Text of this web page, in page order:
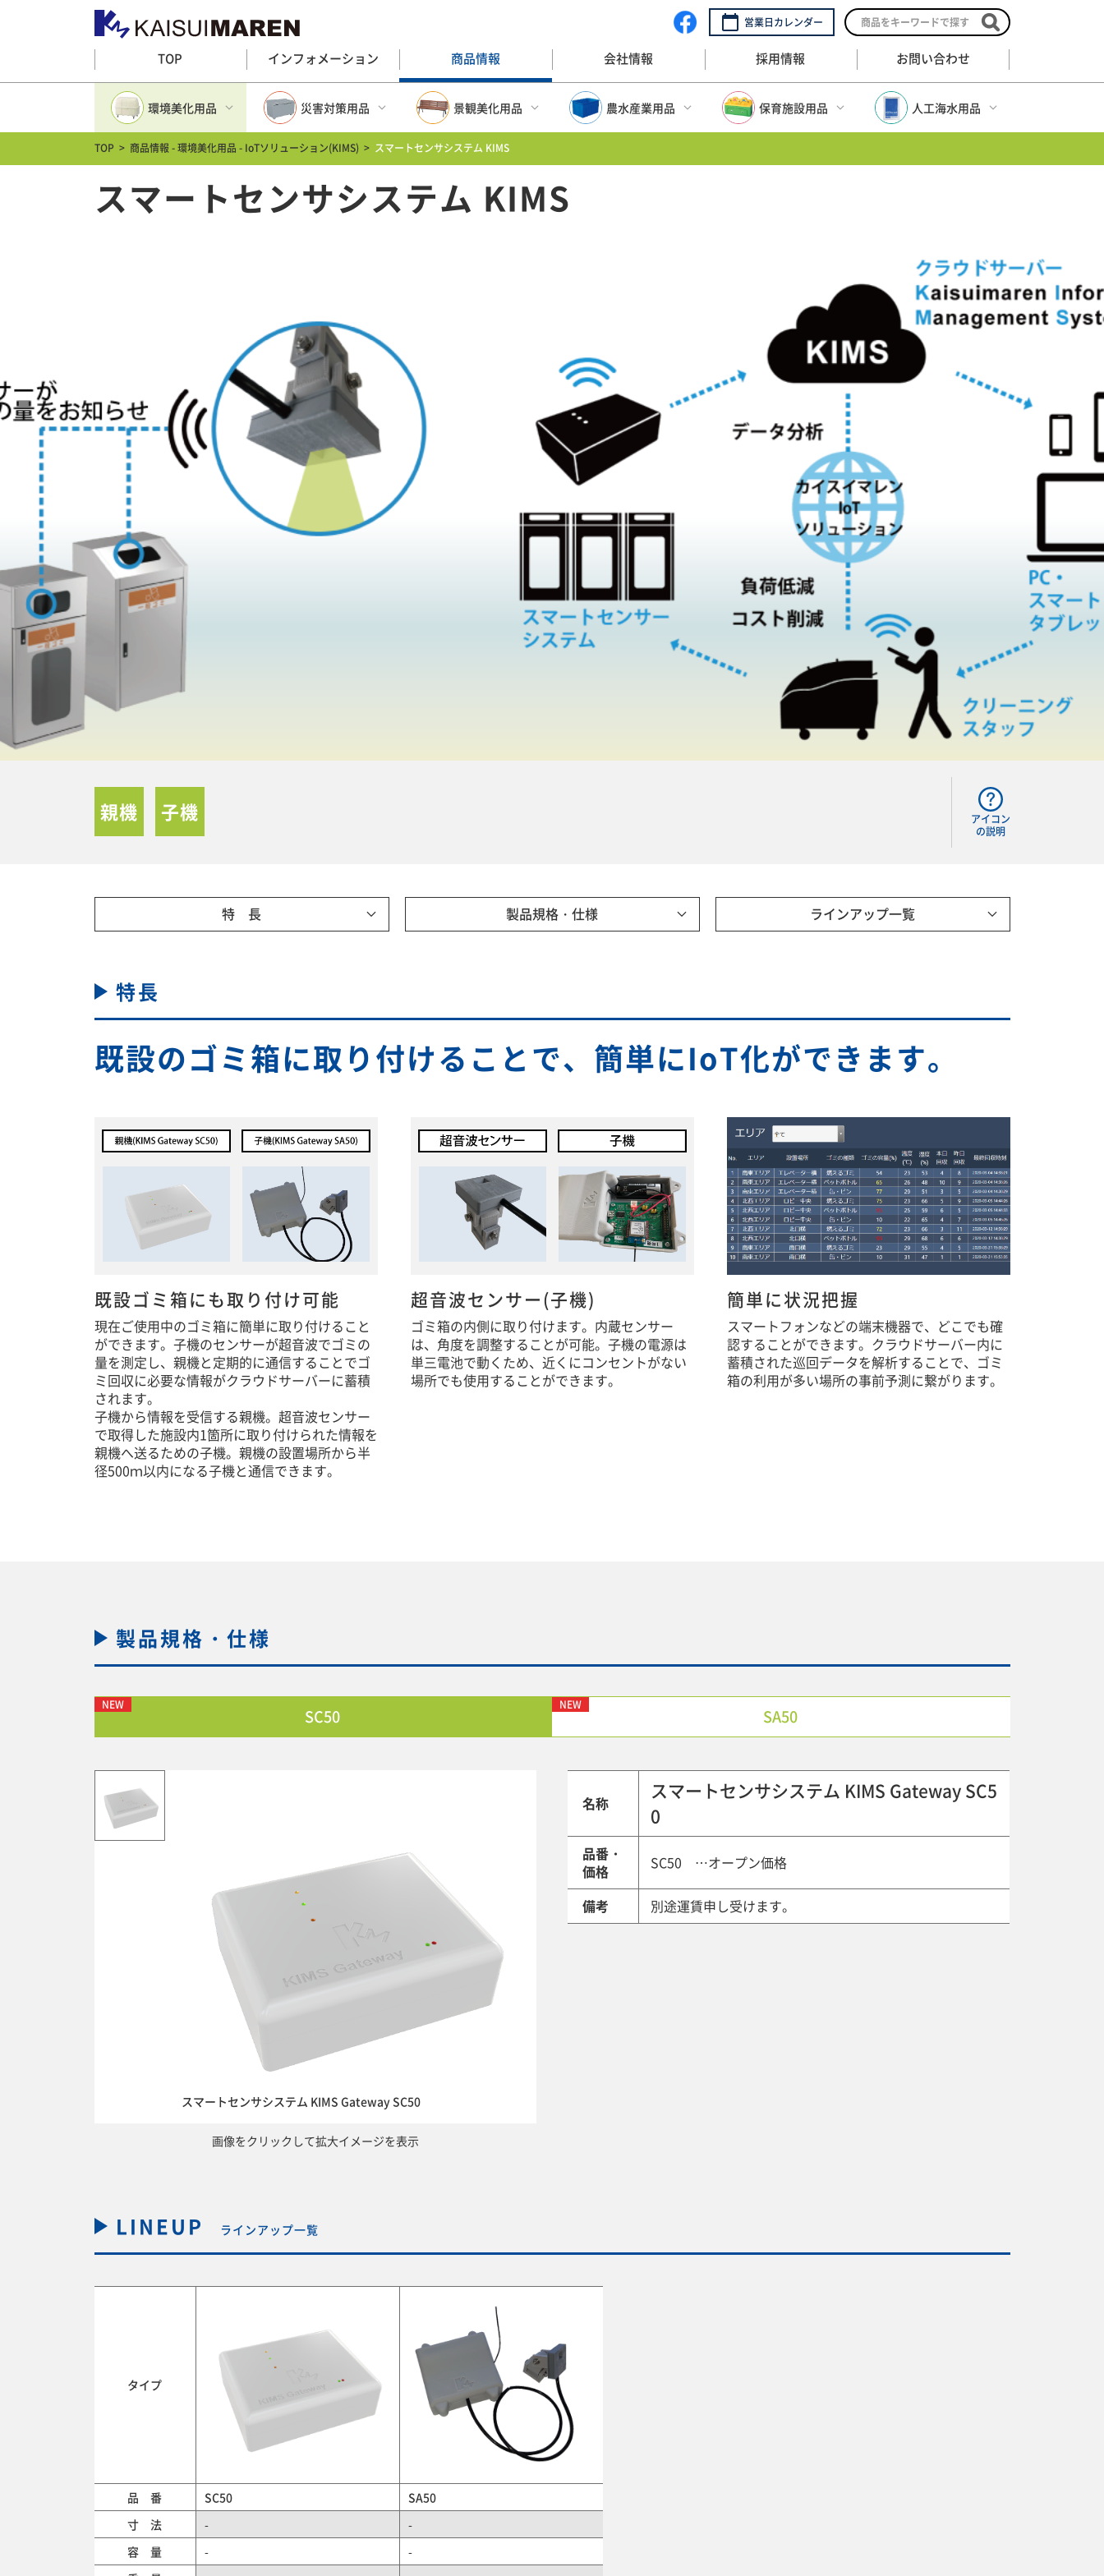
営業日カレンダー
TOP インフォメーション 商品情報 会社情報 採用情報 お問い合わせ
環境美化用品 災害対策用品 景観美化用品 農水産業用品 保育施設用品 人工海水用品
大型ゴミ箱(プラスチック)
集積搬送カート
集積搬送コンテナ
IoTソリューション(KIMS)
防災グッズ収納BOX プランター
TOP > 商品情報 - 環境美化用品 - IoTソリューション(KIMS) > スマートセンサシステム KIMS
スマートセンサシステム KIMS
親機 子機
アイコン
の説明
特 長 製品規格・仕様 ラインアップ一覧
特長
既設のゴミ箱に取り付けることで、簡単にIoT化ができます。
既設ゴミ箱にも取り付け可能
現在ご使用中のゴミ箱に簡単に取り付けること
ができます。子機のセンサーが超音波でゴミの
量を測定し、親機と定期的に通信することでゴ
ミ回収に必要な情報がクラウドサーバーに蓄積
されます。
子機から情報を受信する親機。超音波センサー
で取得した施設内1箇所に取り付けられた情報を
親機へ送るための子機。親機の設置場所から半
径500ｍ以内になる子機と通信できます。
超音波センサー(子機)
ゴミ箱の内側に取り付けます。内蔵センサー
は、角度を調整することが可能。子機の電源は
単三電池で動くため、近くにコンセントがない
場所でも使用することができます。
簡単に状況把握
スマートフォンなどの端末機器で、どこでも確
認することができます。クラウドサーバー内に
蓄積された巡回データを解析することで、ゴミ
箱の利用が多い場所の事前予測に繋がります。
製品規格・仕様
NEW
SC50
NEW
SA50
スマートセンサシステム KIMS Gateway SC50
画像をクリックして拡大イメージを表示
名称
スマートセンサシステム KIMS Gateway SC5
0
品番・
価格
SC50 …オープン価格
備考 別途運賃申し受けます。
LINEUP ラインアップ一覧
タイプ
品 番 SC50
SA50
寸 法
-
-
容 量
-
-